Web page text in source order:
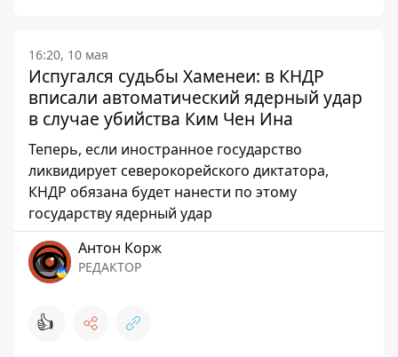
16:20, 10 мая
Испугался судьбы Хаменеи: в КНДР
вписали автоматический ядерный удар
в случае убийства Ким Чен Ина
Теперь, если иностранное государство
ликвидирует северокорейского диктатора,
КНДР обязана будет нанести по этому
государству ядерный удар
Антон Корж
РЕДАКТОР
👍